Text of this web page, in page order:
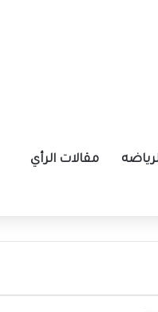
مقالات الرأي